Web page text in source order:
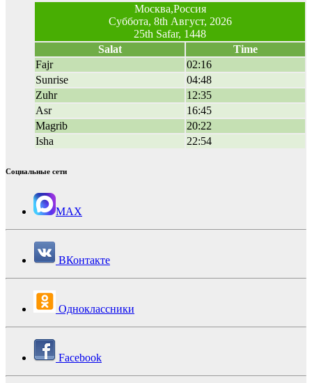
Москва,Россия
Суббота, 8th Август, 2026
25th Safar, 1448
Salat
Time
Fajr
02:16
Sunrise
04:48
Zuhr
12:35
Asr
16:45
Magrib
20:22
Isha
22:54
Социальные сети
MAX
ВКонтакте
Одноклассники
Facebook